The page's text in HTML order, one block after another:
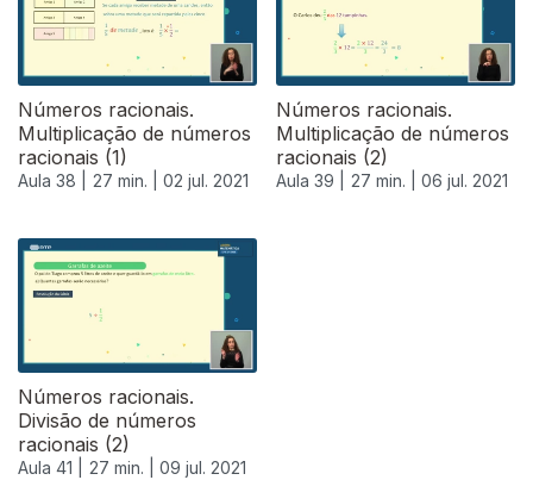
Números racionais.
Multiplicação de números
racionais (1)
Aula 38 | 27 min. | 02 jul. 2021
Números racionais.
Multiplicação de números
racionais (2)
Aula 39 | 27 min. | 06 jul. 2021
Números racionais.
Divisão de números
racionais (2)
Aula 41 | 27 min. | 09 jul. 2021
556626